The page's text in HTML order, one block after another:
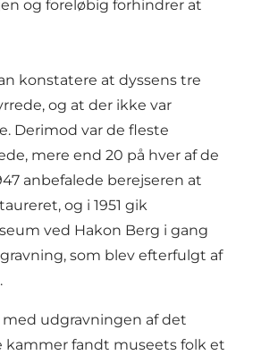
og foreløbig forhindrer at
konstatere at dyssens tre
og at der ikke var
Derimod var de fleste
mere end 20 på hver af de
anbefalede berejseren at
og i 1951 gik
ved Hakon Berg i gang
som blev efterfulgt af
udgravningen af det
kammer fandt museets folk et